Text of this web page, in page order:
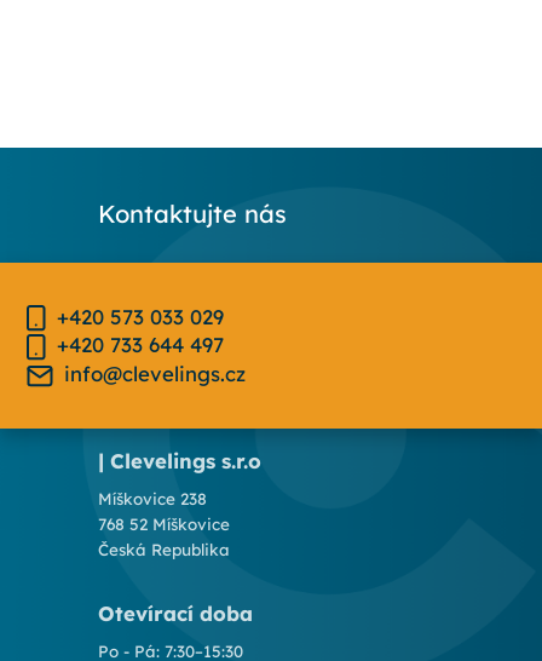
Kontaktujte nás
+420 573 033 029
+420 733 644 497
info@clevelings.cz
| Clevelings s.r.o
Míškovice 238
768 52 Míškovice
Česká Republika
Otevírací doba
Po - Pá: 7:30–15:30